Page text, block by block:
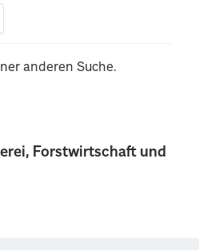
Forstwirtschaft und
anderen Suche.